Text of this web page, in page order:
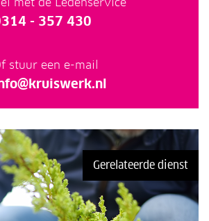
- 357 430
stuur een e-mail
Gerelateerde dienst